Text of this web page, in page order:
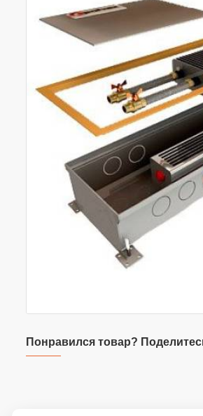
Понравился товар?